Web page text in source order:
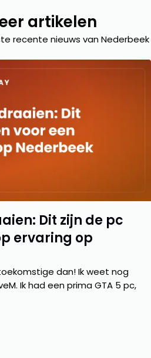
artikelen
recente nieuws van Nederbeek
Dit zijn de pc
ervaring op
dan! Ik weet nog
Ik had een prima GTA 5 pc,